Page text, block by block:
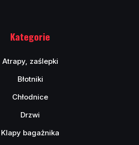
Kategorie
Atrapy, zaślepki
Błotniki
Chłodnice
Drzwi
Klapy bagażnika